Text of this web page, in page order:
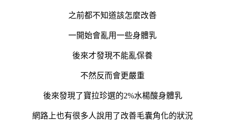
之前都不知道該怎麼改善
一開始會亂用一些身體乳
後來才發現不能亂保養
不然反而會更嚴重
後來發現了寶拉珍選的2%水楊酸身體乳
網路上也有很多人說用了改善毛囊角化的狀況